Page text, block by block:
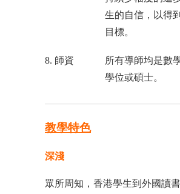
生的自信，以得
目標。
8. 師資
所有導師均是數
學位或碩士。
教學特色
深淺
眾所周知，香港學生到外國讀